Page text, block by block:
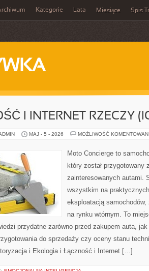
Kategorie Lata Miesiące Spis
I INTERNET RZECZY
MAJ - 5 - 2026 MOŻLIWOŚĆ
Moto Concierge to
który został przygotowany
zainteresowanych autami.
wszystkim na
eksploatacją
na rynku wtórnym. To
przydatne zarówno przed zakupem auta,
do sprzedaży czy oceny stanu
i Ekologia i Łączność i Internet […]